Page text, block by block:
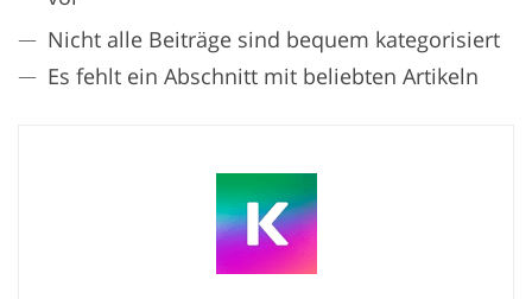
Nicht alle Beiträge sind bequem kategorisiert
Es fehlt ein Abschnitt mit beliebten Artikeln